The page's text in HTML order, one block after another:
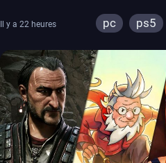
Il y a 22 heures pc ps5